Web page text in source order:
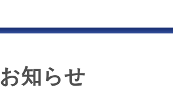
お知らせ